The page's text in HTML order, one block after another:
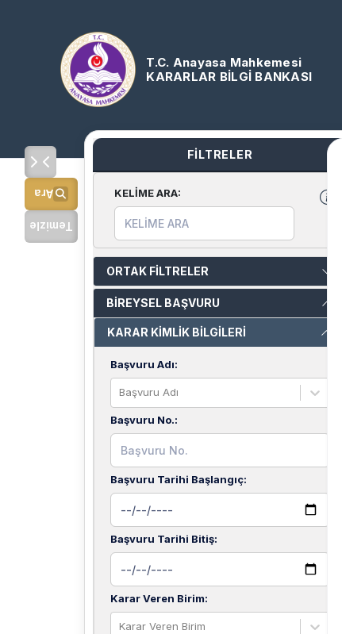
T.C. Anayasa Mahkemesi
KARARLAR BİLGİ BANKASI
Ara
Temizle
FİLTRELER
KELİME ARA:
ORTAK FİLTRELER
BİREYSEL BAŞVURU
KARAR KİMLİK BİLGİLERİ
Başvuru Adı:
Başvuru Adı
Başvuru No.:
Başvuru Tarihi Başlangıç:
Başvuru Tarihi Bitiş:
Karar Veren Birim:
Karar Veren Birim